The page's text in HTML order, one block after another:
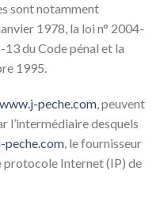
sont notamment
1978, la loi n° 2004-
13 du Code pénal et la
1995.
www.j-peche.com, peuvent
l’intermédiaire desquels
peche.com, le fournisseur
protocole Internet (IP) de